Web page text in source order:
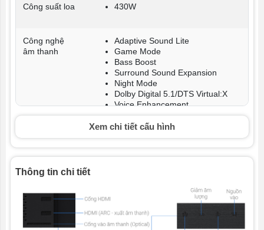
Công suất loa 430W
Công nghệ
âm thanh
Adaptive Sound Lite
Game Mode
Bass Boost
Surround Sound Expansion
Night Mode
Dolby Digital 5.1/DTS Virtual:X
Voice Enhancement
Kết nối
HDMI
USB
Cổng Optical
Bảo hành
Xuất xứ Việt Nam
Xem chi tiết cấu hình
Thông tin chi tiết